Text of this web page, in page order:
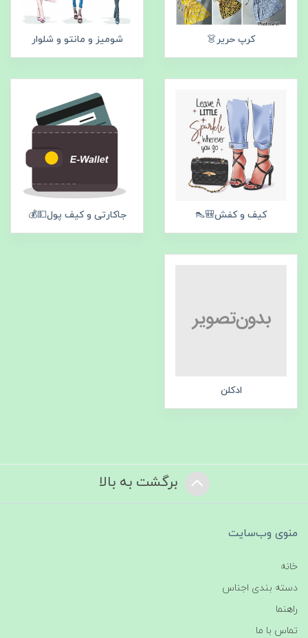
کرپ حریر👗 شومیز و مانتو و شلوار
کیف و کفش🎒👠 جاکارتی و کیف پول💵💰
ادکلن
برگشت به بالا
منوی وب‌سایت
خانه
دسته بندی اجناس
راهنما
تماس با ما